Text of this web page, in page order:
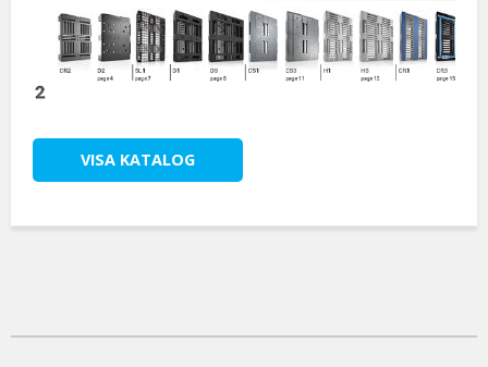
VISA KATALOG